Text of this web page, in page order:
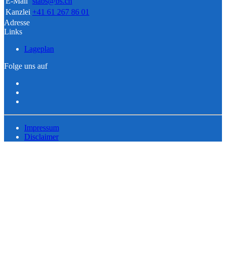
Kanzlei +41 61 267 86 01
Adresse
Links
Lageplan
Folge uns auf
Impressum
Disclaimer